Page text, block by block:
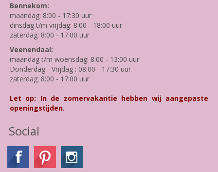
Bennekom:
maandag: 8:00 - 17:30 uur
dinsdag t/m vrijdag: 8:00 - 18:00 uur
zaterdag: 8:00 - 17:00 uur
Veenendaal:
maandag t/m woensdag: 8:00 - 13:00 uur
Donderdag - Vrijdag : 08:00 - 17:30 uur
zaterdag: 8:00 - 17:00 uur
Let op: In de zomervakantie hebben wij aangepaste
openingstijden.
Social